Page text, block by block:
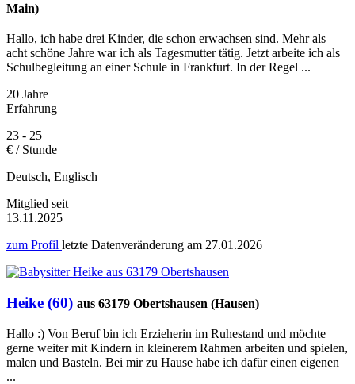
Main)
Hallo, ich habe drei Kinder, die schon erwachsen sind. Mehr als
acht schöne Jahre war ich als Tagesmutter tätig. Jetzt arbeite ich als
Schulbegleitung an einer Schule in Frankfurt. In der Regel ...
20 Jahre
Erfahrung
23 - 25
€ / Stunde
Deutsch, Englisch
Mitglied seit
13.11.2025
zum Profil letzte Datenveränderung am 27.01.2026
Heike (60) aus 63179 Obertshausen (Hausen)
Hallo :) Von Beruf bin ich Erzieherin im Ruhestand und möchte
gerne weiter mit Kindern in kleinerem Rahmen arbeiten und spielen,
malen und Basteln. Bei mir zu Hause habe ich dafür einen eigenen
...